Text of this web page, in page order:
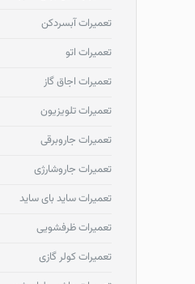
تعمیرات آبسردکن
تعمیرات اتو
تعمیرات اجاق گاز
تعمیرات تلویزیون
تعمیرات جاروبرقی
تعمیرات جاروشارژی
تعمیرات ساید بای ساید
تعمیرات ظرفشویی
تعمیرات کولر گازی